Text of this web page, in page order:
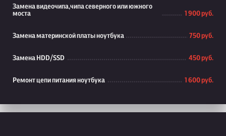
Замена видеочипа,чипа северного или южного
моста
1 900 руб.
Замена материнской платы ноутбука 750 руб.
Замена HDD/SSD 450 руб.
Ремонт цепи питания ноутбука 1 600 руб.